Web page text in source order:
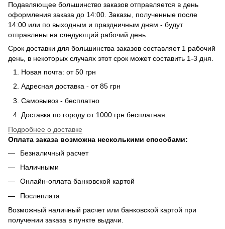
Подавляющее большинство заказов отправляется в день
оформления заказа до 14:00. Заказы, полученные после
14:00 или по выходным и праздничным дням - будут
отправлены на следующий рабочий день.
Срок доставки для большинства заказов составляет 1 рабочий
день, в некоторых случаях этот срок может составить 1-3 дня.
Новая почта: от 50 грн
Адресная доставка - от 85 грн
Самовывоз - бесплатно
Доставка по городу от 1000 грн бесплатная.
Подробнее о доставке
Оплата заказа возможна несколькими способами:
Безналичный расчет
Наличными
Онлайн-оплата банковской картой
Послеплата
Возможный наличный расчет или банковской картой при
получении заказа в пункте выдачи.